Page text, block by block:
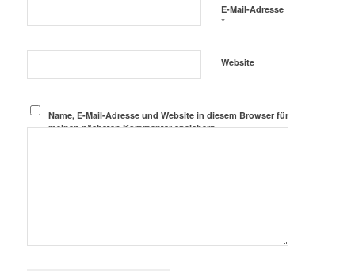
E-Mail-Adresse
*
Website
Name, E-Mail-Adresse und Website in diesem Browser für
meinen nächsten Kommentar speichern.